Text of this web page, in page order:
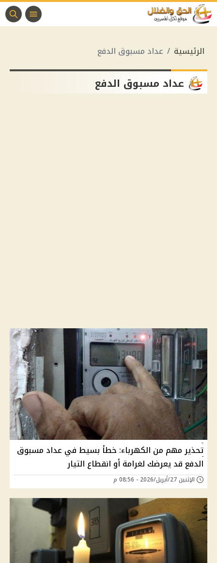
الرئيسية عداد مسبوق الدفع
عداد مسبوق الدفع
تحذير مهم من الكهرباء: خطأ بسيط في عداد مسبوق
الدفع قد يعرضك لغرامة أو انقطاع التيار
الإثنين 27/أبريل/2026 - 08:56 م